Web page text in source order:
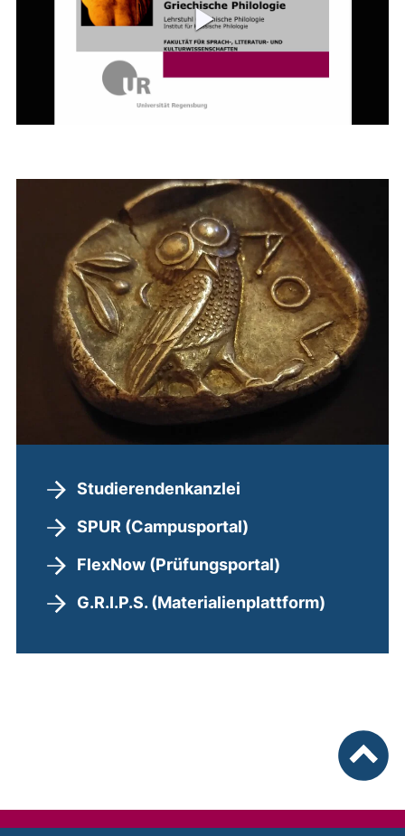
Studierendenkanzlei
SPUR (Campusportal)
FlexNow (Prüfungsportal)
G.R.I.P.S. (Materialienplattform)
nach